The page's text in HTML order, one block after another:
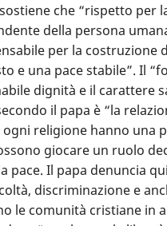
che “rispetto per
della persona
per la costruzione
e una pace stabile”. Il
dignità e il carattere
il papa è “la
ogni religione hanno una
giocare un ruolo
pace. Il papa denuncia
discriminazione e
le comunità cristiane in